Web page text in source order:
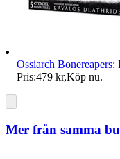
Ossiarch
Pris:479 kr,Köp nu.
Mer från samma